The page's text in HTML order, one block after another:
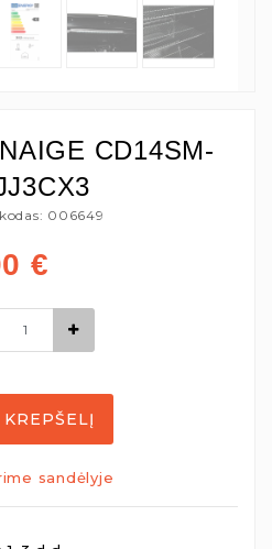
CD14SM-
006649
€
KREPŠELĮ
sandėlyje